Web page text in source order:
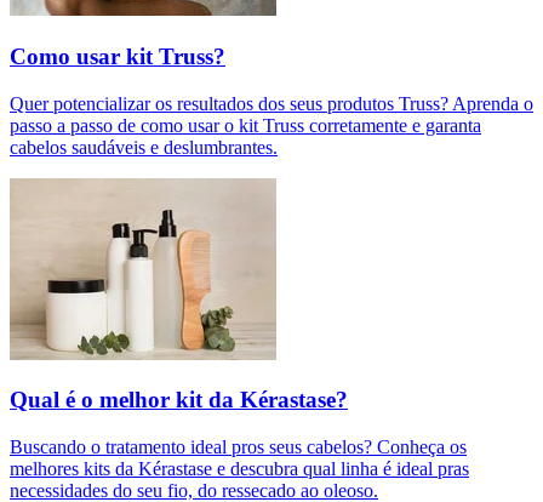
Como usar kit Truss?
Quer potencializar os resultados dos seus produtos Truss? Aprenda o
passo a passo de como usar o kit Truss corretamente e garanta
cabelos saudáveis e deslumbrantes.
Qual é o melhor kit da Kérastase?
Buscando o tratamento ideal pros seus cabelos? Conheça os
melhores kits da Kérastase e descubra qual linha é ideal pras
necessidades do seu fio, do ressecado ao oleoso.